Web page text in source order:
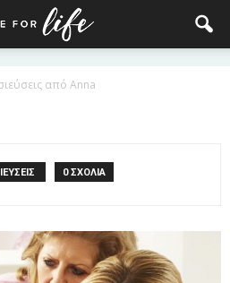
από Anna
0 ΣΧΟΛΙΑ